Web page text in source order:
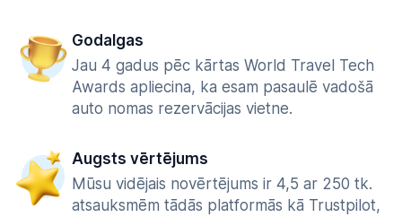
Godalgas
Jau 4 gadus pēc kārtas World Travel Tech
Awards apliecina, ka esam pasaulē vadošā
auto nomas rezervācijas vietne.
Augsts vērtējums
Mūsu vidējais novērtējums ir 4,5 ar 250 tk.
atsauksmēm tādās platformās kā Trustpilot,